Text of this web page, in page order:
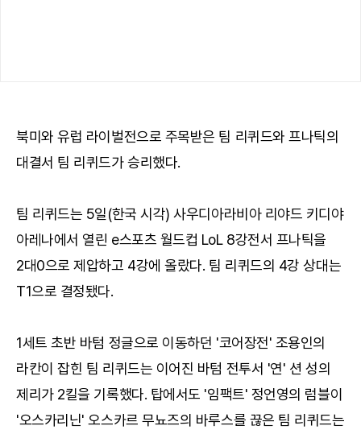
북미와 유럽 라이벌전으로 주목받은 팀 리퀴드와 프나틱의
대결서 팀 리퀴드가 승리했다.
팀 리퀴드는 5일(한국 시각) 사우디아라비아 리야드 키디야
아레나에서 열린 e스포츠 월드컵 LoL 8강전서 프나틱을
2대0으로 제압하고 4강에 올랐다. 팀 리퀴드의 4강 상대는
T1으로 결정됐다.
1세트 초반 바텀 정글으로 이동하던 '코어장전' 조용인의
라칸이 잡힌 팀 리퀴드는 이어진 바텀 전투서 '연' 션 성의
제리가 2킬을 기록했다. 탑에서도 '임팩트' 정언영의 럼블이
'오스카리닌' 오스카르 무뇨즈의 바루스를 끊은 팀 리퀴드는